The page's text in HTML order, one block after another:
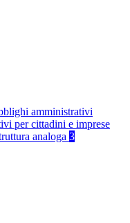
amministrativi
per cittadini e imprese
analoga 3